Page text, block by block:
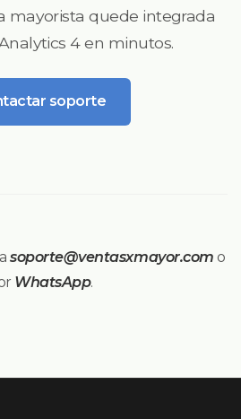
mayorista quede integrada
4 en minutos.
soporte
soporte@ventasxmayor.com o
WhatsApp.